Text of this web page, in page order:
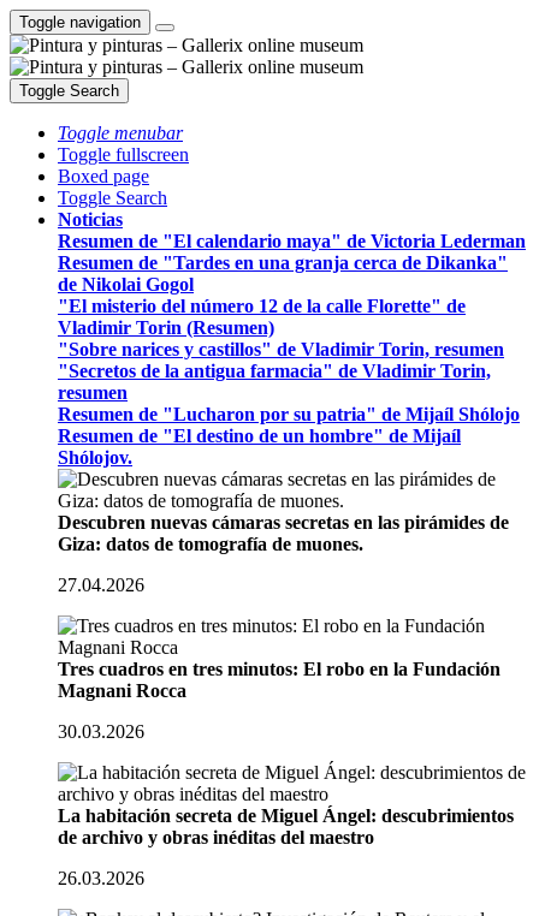
Toggle navigation
Toggle Search
Toggle menubar
Toggle fullscreen
Boxed page
Toggle Search
Noticias
Resumen de "El calendario maya" de Victoria Lederman
Resumen de "Tardes en una granja cerca de Dikanka"
de Nikolai Gogol
"El misterio del número 12 de la calle Florette" de
Vladimir Torin (Resumen)
"Sobre narices y castillos" de Vladimir Torin, resumen
"Secretos de la antigua farmacia" de Vladimir Torin,
resumen
Resumen de "Lucharon por su patria" de Mijaíl Shólojo
Resumen de "El destino de un hombre" de Mijaíl
Shólojov.
Descubren nuevas cámaras secretas en las pirámides de
Giza: datos de tomografía de muones.
27.04.2026
Tres cuadros en tres minutos: El robo en la Fundación
Magnani Rocca
30.03.2026
La habitación secreta de Miguel Ángel: descubrimientos
de archivo y obras inéditas del maestro
26.03.2026